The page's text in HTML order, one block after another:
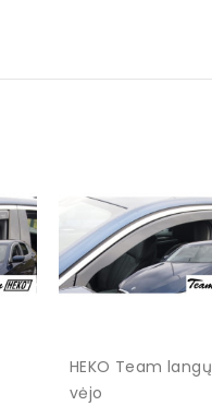
HEKO Team langų
vėjo